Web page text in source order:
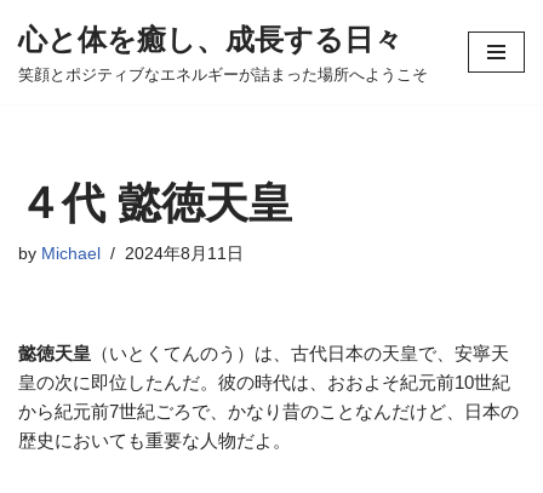
コ
へ
キ
心と体を癒し、成長する日々
笑顔とポジティブなエネルギーが詰まった場所へようこそ
４代 懿徳天皇
by Michael 2024年8月11日
懿徳天皇 （いとくてんのう）は、古代日本の天皇で、安寧天
皇の次に即位したんだ。彼の時代は、おおよそ紀元前10世紀
から紀元前7世紀ごろで、かなり昔のことなんだけど、日本の
歴史においても重要な人物だよ。